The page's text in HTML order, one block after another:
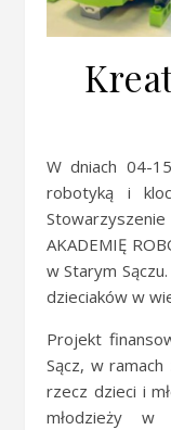
W dniach 04-15 lipca 2022 r. trwały warsztaty z
robotyką i
AKADEMIĘ
w Starym Sączu.
dzieciaków w
Projekt
Sącz, w ramach
rzecz dzieci i
młodzieży w